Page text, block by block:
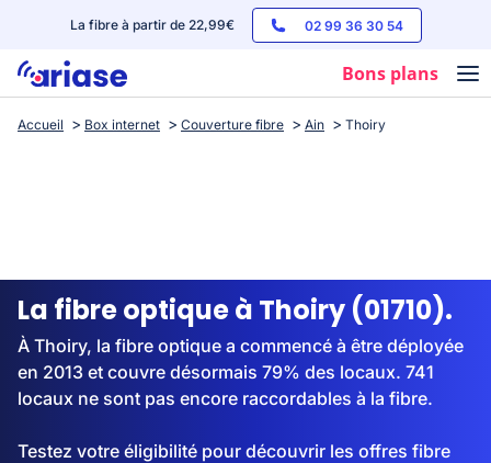
La fibre à partir de 22,99€ 02 99 36 30 54
Bons plans
Box internet
Streaming
Accueil Box internet Couverture fibre Ain Thoiry
La fibre optique à Thoiry (01710).
À Thoiry, la fibre optique a commencé à être déployée
en 2013 et couvre désormais 79% des locaux. 741
locaux ne sont pas encore raccordables à la fibre.
Testez votre éligibilité pour découvrir les offres fibre